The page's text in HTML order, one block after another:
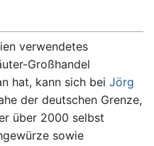
verwendetes
Großhandel
hat, kann sich bei Jörg
der deutschen Grenze,
über 2000 selbst
sowie